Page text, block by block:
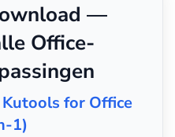
—
Office-
for Office
1)